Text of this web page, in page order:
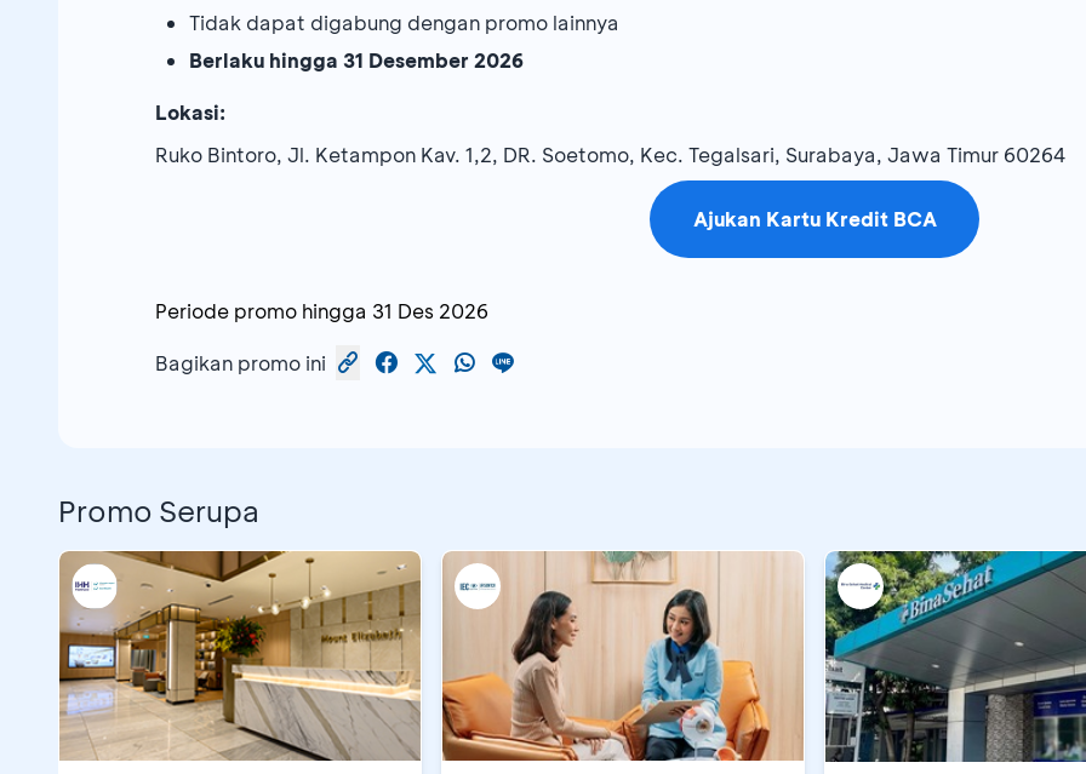
Tidak dapat digabung dengan promo lainnya
Berlaku hingga 31 Desember 2026
Lokasi:
Ruko Bintoro, Jl. Ketampon Kav. 1,2, DR. Soetomo, Kec. Tegalsari, Surabaya, Jawa Timur 60264
Ajukan Kartu Kredit BCA
Periode promo hingga 31 Des 2026
Bagikan promo ini
Promo Serupa